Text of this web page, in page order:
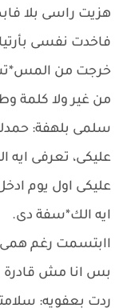
هزيت راسى بلا
فاخدت نفسى
خرجت من
من غير ولا كلمة
سلمى بلهفة:
عليكى، تعرفى ايه
عليكى اول يوم
ايه الك*سفة دى.
اابتسمت رغم
بس انا مش قادرة
ردت بعفويه: